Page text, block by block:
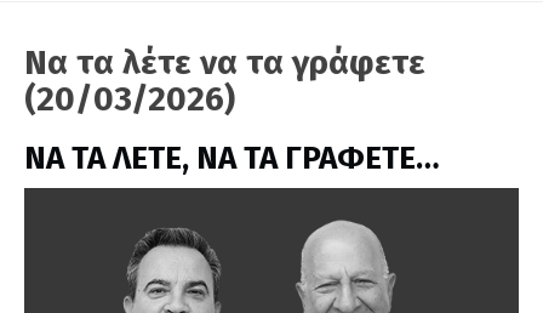
Να τα λέτε να τα γράφετε
(20/03/2026)
ΝΑ ΤΑ ΛΕΤΕ, ΝΑ ΤΑ ΓΡΑΦΕΤΕ…